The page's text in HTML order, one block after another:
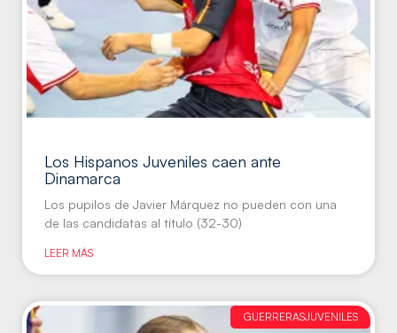
Los Hispanos Juveniles caen ante
Dinamarca
Los pupilos de Javier Márquez no pueden con una
de las candidatas al título (32-30)
LEER MÁS
GUERRERASJUVENILES